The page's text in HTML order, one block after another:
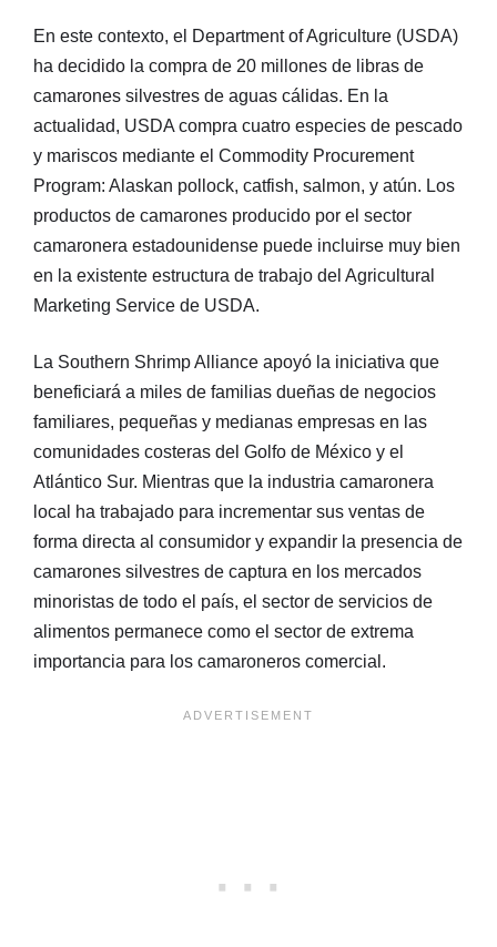
En este contexto, el Department of Agriculture (USDA)
ha decidido la compra de 20 millones de libras de
camarones silvestres de aguas cálidas. En la
actualidad, USDA compra cuatro especies de pescado
y mariscos mediante el Commodity Procurement
Program: Alaskan pollock, catfish, salmon, y atún. Los
productos de camarones producido por el sector
camaronera estadounidense puede incluirse muy bien
en la existente estructura de trabajo del Agricultural
Marketing Service de USDA.
La Southern Shrimp Alliance apoyó la iniciativa que
beneficiará a miles de familias dueñas de negocios
familiares, pequeñas y medianas empresas en las
comunidades costeras del Golfo de México y el
Atlántico Sur. Mientras que la industria camaronera
local ha trabajado para incrementar sus ventas de
forma directa al consumidor y expandir la presencia de
camarones silvestres de captura en los mercados
minoristas de todo el país, el sector de servicios de
alimentos permanece como el sector de extrema
importancia para los camaroneros comercial.